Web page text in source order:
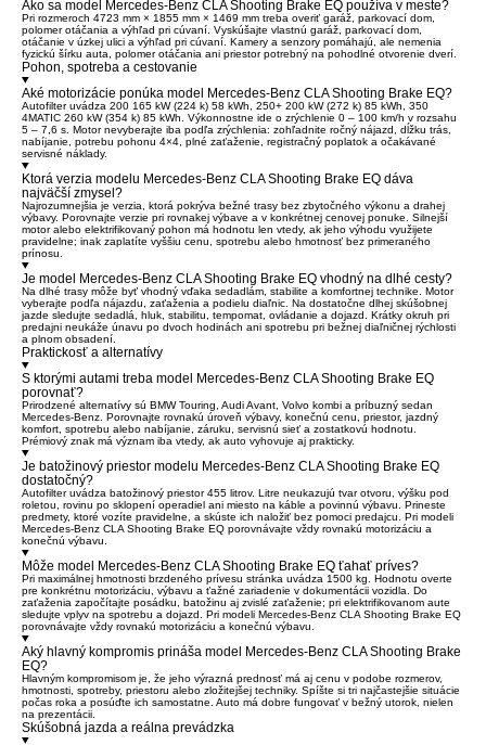
Ako sa model Mercedes-Benz CLA Shooting Brake EQ používa v meste?
Pri rozmeroch 4723 mm × 1855 mm × 1469 mm treba overiť garáž, parkovací dom,
polomer otáčania a výhľad pri cúvaní. Vyskúšajte vlastnú garáž, parkovací dom,
otáčanie v úzkej ulici a výhľad pri cúvaní. Kamery a senzory pomáhajú, ale nemenia
fyzickú šírku auta, polomer otáčania ani priestor potrebný na pohodlné otvorenie dverí.
Pohon, spotreba a cestovanie
Aké motorizácie ponúka model Mercedes-Benz CLA Shooting Brake EQ?
Autofilter uvádza 200 165 kW (224 k) 58 kWh, 250+ 200 kW (272 k) 85 kWh, 350
4MATIC 260 kW (354 k) 85 kWh. Výkonnostne ide o zrýchlenie 0 – 100 km/h v rozsahu
5 – 7,6 s. Motor nevyberajte iba podľa zrýchlenia: zohľadnite ročný nájazd, dĺžku trás,
nabíjanie, potrebu pohonu 4×4, plné zaťaženie, registračný poplatok a očakávané
servisné náklady.
Ktorá verzia modelu Mercedes-Benz CLA Shooting Brake EQ dáva
najväčší zmysel?
Najrozumnejšia je verzia, ktorá pokrýva bežné trasy bez zbytočného výkonu a drahej
výbavy. Porovnajte verzie pri rovnakej výbave a v konkrétnej cenovej ponuke. Silnejší
motor alebo elektrifikovaný pohon má hodnotu len vtedy, ak jeho výhodu využijete
pravidelne; inak zaplatíte vyššiu cenu, spotrebu alebo hmotnosť bez primeraného
prínosu.
Je model Mercedes-Benz CLA Shooting Brake EQ vhodný na dlhé cesty?
Na dlhé trasy môže byť vhodný vďaka sedadlám, stabilite a komfortnej technike. Motor
vyberajte podľa nájazdu, zaťaženia a podielu diaľnic. Na dostatočne dlhej skúšobnej
jazde sledujte sedadlá, hluk, stabilitu, tempomat, ovládanie a dojazd. Krátky okruh pri
predajni neukáže únavu po dvoch hodinách ani spotrebu pri bežnej diaľničnej rýchlosti
a plnom obsadení.
Praktickosť a alternatívy
S ktorými autami treba model Mercedes-Benz CLA Shooting Brake EQ
porovnať?
Prirodzené alternatívy sú BMW Touring, Audi Avant, Volvo kombi a príbuzný sedan
Mercedes-Benz. Porovnajte rovnakú úroveň výbavy, konečnú cenu, priestor, jazdný
komfort, spotrebu alebo nabíjanie, záruku, servisnú sieť a zostatkovú hodnotu.
Prémiový znak má význam iba vtedy, ak auto vyhovuje aj prakticky.
Je batožinový priestor modelu Mercedes-Benz CLA Shooting Brake EQ
dostatočný?
Autofilter uvádza batožinový priestor 455 litrov. Litre neukazujú tvar otvoru, výšku pod
roletou, rovinu po sklopení operadiel ani miesto na káble a povinnú výbavu. Prineste
predmety, ktoré vozíte pravidelne, a skúste ich naložiť bez pomoci predajcu. Pri modeli
Mercedes-Benz CLA Shooting Brake EQ porovnávajte vždy rovnakú motorizáciu a
konečnú výbavu.
Môže model Mercedes-Benz CLA Shooting Brake EQ ťahať príves?
Pri maximálnej hmotnosti brzdeného prívesu stránka uvádza 1500 kg. Hodnotu overte
pre konkrétnu motorizáciu, výbavu a ťažné zariadenie v dokumentácii vozidla. Do
zaťaženia započítajte posádku, batožinu aj zvislé zaťaženie; pri elektrifikovanom aute
sledujte vplyv na spotrebu a dojazd. Pri modeli Mercedes-Benz CLA Shooting Brake EQ
porovnávajte vždy rovnakú motorizáciu a konečnú výbavu.
Aký hlavný kompromis prináša model Mercedes-Benz CLA Shooting Brake
EQ?
Hlavným kompromisom je, že jeho výrazná prednosť má aj cenu v podobe rozmerov,
hmotnosti, spotreby, priestoru alebo zložitejšej techniky. Spíšte si tri najčastejšie situácie
počas roka a posúďte ich samostatne. Auto má dobre fungovať v bežný utorok, nielen
na prezentácii.
Skúšobná jazda a reálna prevádzka